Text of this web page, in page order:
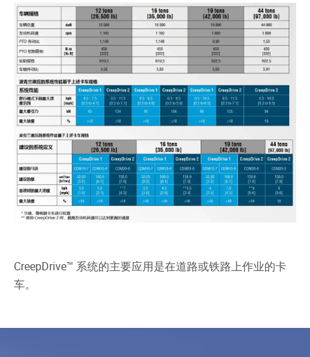
CreepDrive™ 系统的主要应用是在道路或铁路上作业的卡
车。